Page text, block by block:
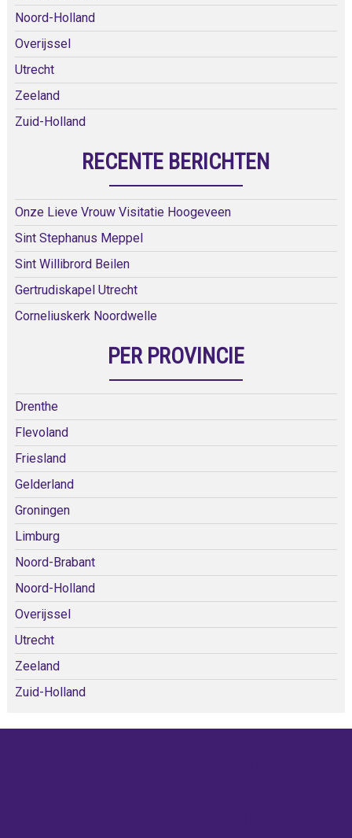
Noord-Holland
Overijssel
Utrecht
Zeeland
Zuid-Holland
RECENTE BERICHTEN
Onze Lieve Vrouw Visitatie Hoogeveen
Sint Stephanus Meppel
Sint Willibrord Beilen
Gertrudiskapel Utrecht
Corneliuskerk Noordwelle
PER PROVINCIE
Drenthe
Flevoland
Friesland
Gelderland
Groningen
Limburg
Noord-Brabant
Noord-Holland
Overijssel
Utrecht
Zeeland
Zuid-Holland